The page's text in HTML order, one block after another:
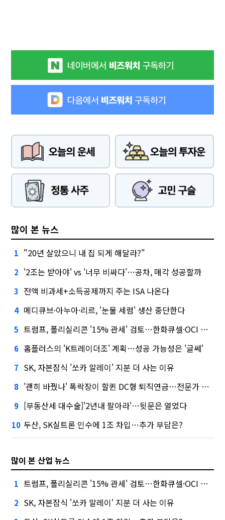
많이 본 뉴스
1 "20년 살았으니 내 집 되게 해달라?"
2 '2조는 받아야' vs '너무 비싸다'…공차, 매각 성공할까
3 전액 비과세+소득공제까지 주는 ISA 나온다
4 메디큐브·아누아·리르, '눈물 세럼' 생산 중단한다
5 트럼프, 폴리실리콘 '15% 관세' 검토…한화큐셀·OCI 영향은?
6 홈플러스의 'K트레이더조' 계획…성공 가능성은 '글쎄'
7 SK, 자본잠식 '쏘카 말레이' 지분 더 사는 이유
8 '괜히 바꿨나' 폭락장이 할퀸 DC형 퇴직연금…전문가 조언은
9 [부동산세 대수술]'2년내 팔아라'…뒷문은 열었다
10 두산, SK실트론 인수에 1조 차입…추가 부담은?
많이 본 산업 뉴스
1 트럼프, 폴리실리콘 '15% 관세' 검토…한화큐셀·OCI 영향은?
2 SK, 자본잠식 '쏘카 말레이' 지분 더 사는 이유